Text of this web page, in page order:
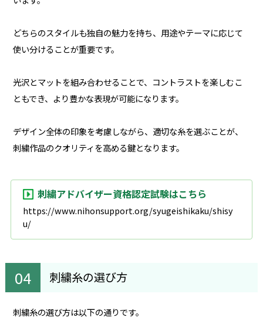
どちらのスタイルも独自の魅力を持ち、用途やテーマに応じて
使い分けることが重要です。
光沢とマットを組み合わせることで、コントラストを楽しむこ
ともでき、より豊かな表現が可能になります。
デザイン全体の印象を考慮しながら、適切な糸を選ぶことが、
刺繍作品のクオリティを高める鍵となります。
刺繍アドバイザー資格認定試験はこちら
https://www.nihonsupport.org/syugeishikaku/shisy
u/
刺繍糸の選び方
刺繍糸の選び方は以下の通りです。